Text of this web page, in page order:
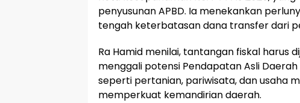
penyusunan APBD. Ia menekankan
tengah keterbatasan dana transfer dari
Ra Hamid menilai, tantangan fiskal harus
menggali potensi Pendapatan Asli
seperti pertanian, pariwisata, dan usaha
memperkuat kemandirian daerah.